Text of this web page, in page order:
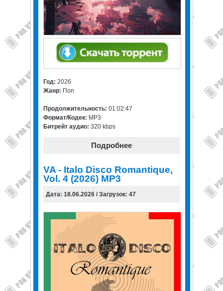
Год: 2026
Жанр: Поп
Продолжительность: 01:02:47
Формат/Кодек: MP3
Битрейт аудио: 320 kbps
Подробнее
VA - Italo Disco Romantique,
Vol. 4 (2026) MP3
Дата: 18.06.2026 / Загрузок: 47